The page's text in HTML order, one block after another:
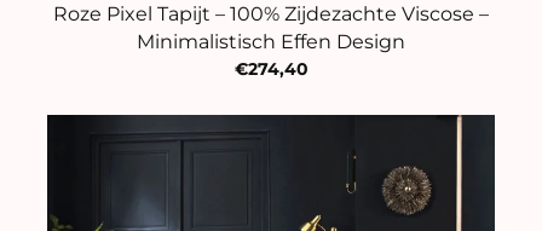
Roze Pixel Tapijt – 100% Zijdezachte Viscose –
Minimalistisch Effen Design
€274,40